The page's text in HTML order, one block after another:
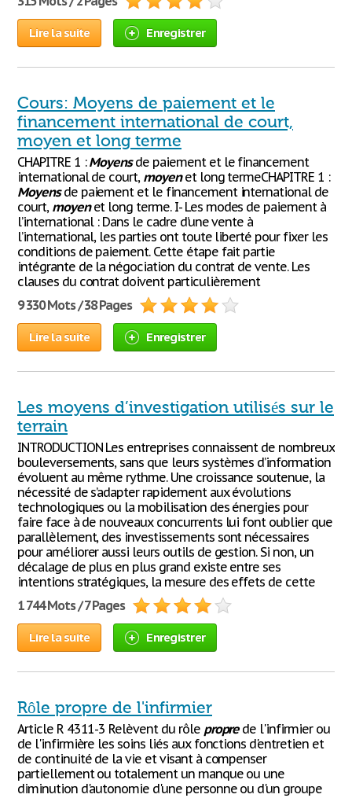
Lire la suite Enregistrer
Cours: Moyens de paiement et le
financement international de court,
moyen et long terme
CHAPITRE 1 :Moyensde paiement et le financement
international de court, moyenet long termeCHAPITRE 1 :
Moyensde paiement et le financement international de
court, moyenet long terme. I- Les modes de paiement à
l’international : Dans le cadre d’une vente à
l’international, les parties ont toute liberté pour fixer les
conditions de paiement. Cette étape fait partie
intégrante de la négociation du contrat de vente. Les
clauses du contrat doivent particulièrement
9 330 Mots / 38 Pages
Lire la suite Enregistrer
Les moyens d’investigation utilisés sur le
terrain
INTRODUCTION Les entreprises connaissent de nombreux
bouleversements, sans que leurs systèmes d’information
évoluent au même rythme. Une croissance soutenue, la
nécessité de s’adapter rapidement aux évolutions
technologiques ou la mobilisation des énergies pour
faire face à de nouveaux concurrents lui font oublier que
parallèlement, des investissements sont nécessaires
pour améliorer aussi leurs outils de gestion. Si non, un
décalage de plus en plus grand existe entre ses
intentions stratégiques, la mesure des effets de cette
1 744 Mots / 7 Pages
Lire la suite Enregistrer
Rôle propre de l'infirmier
Article R 4311-3 Relèvent du rôle proprede l'infirmier ou
de l'infirmière les soins liés aux fonctions d'entretien et
de continuité de la vie et visant à compenser
partiellement ou totalement un manque ou une
diminution d'autonomie d'une personne ou d'un groupe